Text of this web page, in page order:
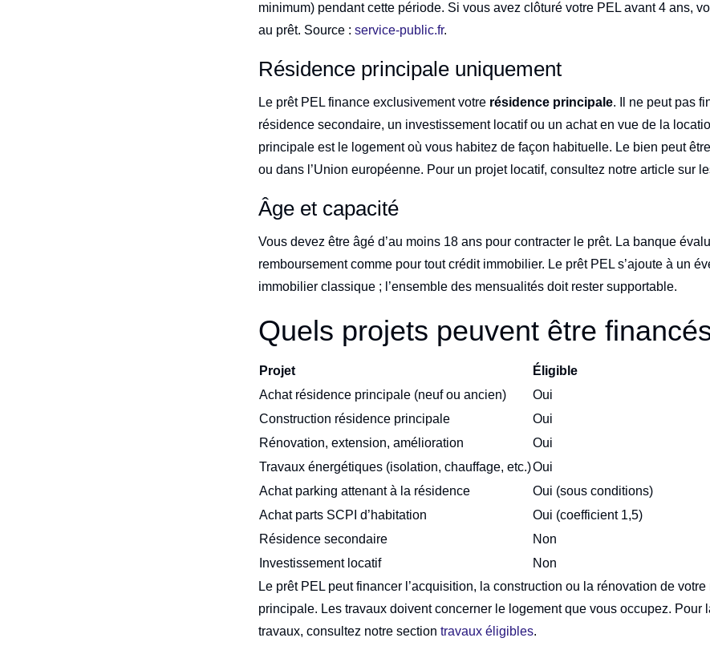
minimum) pendant cette période. Si vous avez clôturé votre PEL avant 4 ans,
au prêt. Source :service-public.fr.
Résidence principale uniquement
Le prêt PEL finance exclusivement votre résidence principale. Il ne peut pas
résidence secondaire, un investissement locatif ou un achat en vue de la
principale est le logement où vous habitez de façon habituelle. Le bien peut
ou dans l’Union européenne. Pour un projet locatif, consultez notre article sur
Âge et capacité
Vous devez être âgé d’au moins 18 ans pour contracter le prêt. La banque
remboursement comme pour tout crédit immobilier. Le prêt PEL s’ajoute à un
immobilier classique ; l’ensemble des mensualités doit rester supportable.
Quels projets peuvent être
Projet
Éligible
Achat résidence principale (neuf ou ancien)
Oui
Construction résidence principale
Oui
Rénovation, extension, amélioration
Oui
Travaux énergétiques (isolation, chauffage, etc.)Oui
Achat parking attenant à la résidence
Oui (sous conditions)
Achat parts SCPI d’habitation
Oui (coefficient 1,5)
Résidence secondaire
Non
Investissement locatif
Non
Le prêt PEL peut financer l’acquisition, la construction ou la rénovation de
principale. Les travaux doivent concerner le logement que vous occupez. Pour
travaux, consultez notre sectiontravaux éligibles.